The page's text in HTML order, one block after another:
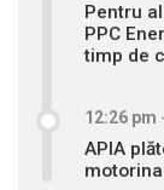
Pentru
PPC
timp de
12:26 pm -
APIA